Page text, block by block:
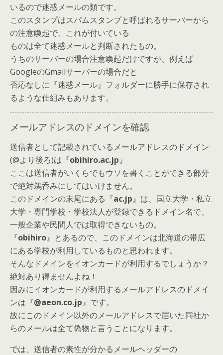
いるので迷惑メールの類です。
このスタンプはスパムスタンプと呼ばれるサーバーから
の注意喚起で、これが付いている
ものは全て迷惑メールと判断されたもの。
うちのサーバーの場合注意喚起だけですが、例えば
GoogleのGmailサーバーの場合だと
否応なしに『迷惑メール』フォルダーに勝手に保存され
るような仕組みもあります。
メールアドレスのドメインを確認
送信者として記載されているメールアドレスのドメイン
(@より後ろ)は『obihiro.ac.jp』
ここは送信者がいくらでもウソを書くことができる部分
で絶対鵜呑みにしてはいけません。
このドメインの末尾にある『ac.jp』は、国立大学・私立
大学・専門学校・学校法人が登録できるドメイン名で、
一般企業や民間人では取得できないもの。
『obihiro』とあるので、このドメインは北海道の帯広
にある学校が利用しているものと思われます。
そんなドメインをイオンカードが利用するでしょうか？
絶対あり得ませんよね！
因みにイオンカードが利用するメールアドレスのドメイ
ンは 『@aeon.co.jp』です。
故にこのドメイン以外のメールアドレスで届いた同社か
らのメールは全て偽物と言うことになります。
では、送信者の素性が分かるメールヘッダーの